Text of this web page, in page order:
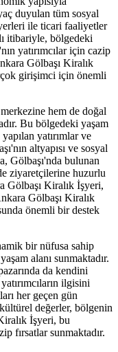
duyulan tüm sosyal
ile ticari faaliyetler
itibariyle, bölgedeki
yatırımcılar için cazip
Gölbaşı Kiralık
girişimci için önemli
hem de doğal
Bu bölgedeki yaşam
yatırımlar ve
altyapısı ve sosyal
Gölbaşı'nda bulunan
ziyaretçilerine huzurlu
Gölbaşı Kiralık İşyeri,
Gölbaşı Kiralık
önemli bir destek
bir nüfusa sahip
alanı sunmaktadır.
da kendini
ilgisini
her geçen gün
değerler, bölgenin
İşyeri, bu
fırsatlar sunmaktadır.